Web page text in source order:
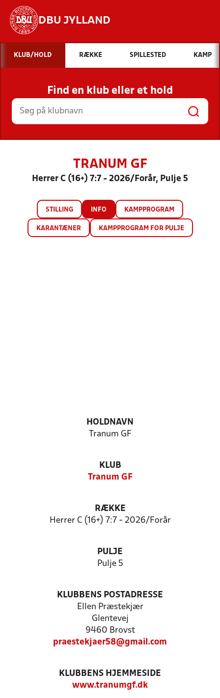
DBU JYLLAND
Hvad vil du søge efter?
INDHOLD OG NYHEDER
STILLINGER, RESULTATER, KLUBBER OG
HOLD
KLUB/HOLD RÆKKE SPILLESTED KAMP
Find en klub eller et hold
TRANUM GF
Herrer C (16+) 7:7 - 2026/Forår, Pulje 5
STILLING INFO KAMPPROGRAM
KARANTÆNER KAMPPROGRAM FOR PULJE
HOLDNAVN
Tranum GF
KLUB
Tranum GF
RÆKKE
Herrer C (16+) 7:7 - 2026/Forår
PULJE
Pulje 5
KLUBBENS POSTADRESSE
Ellen Præstekjær
Glentevej
9460 Brovst
praestekjaer58@gmail.com
KLUBBENS HJEMMESIDE
www.tranumgf.dk